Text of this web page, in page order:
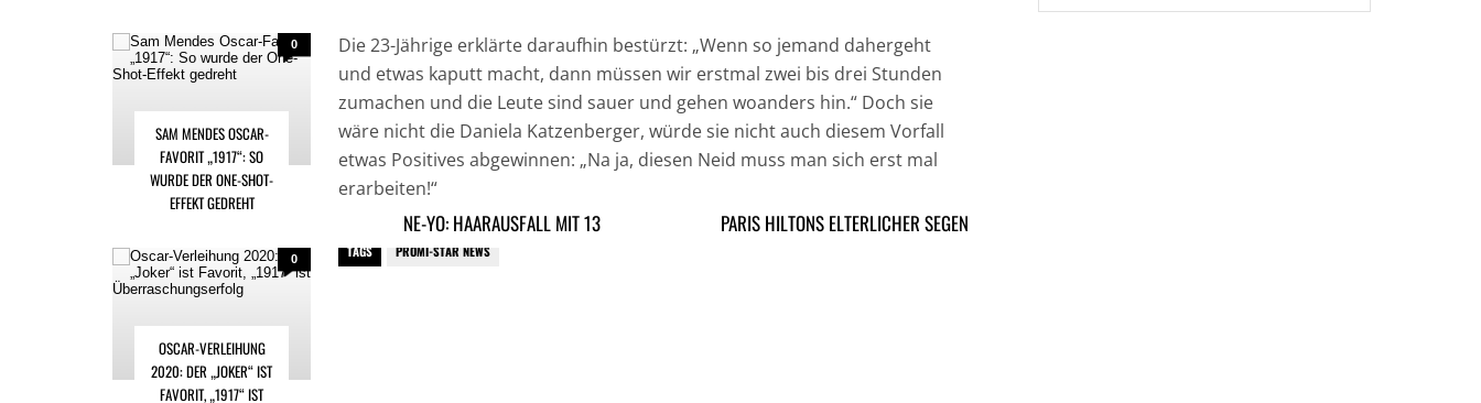
0
SAM MENDES OSCAR-
FAVORIT „1917“: SO
WURDE DER ONE-SHOT-
EFFEKT GEDREHT
0
OSCAR-VERLEIHUNG
2020: DER „JOKER“ IST
FAVORIT, „1917“ IST
Die 23-Jährige erklärte daraufhin bestürzt: „Wenn so jemand dahergeht
und etwas kaputt macht, dann müssen wir erstmal zwei bis drei Stunden
zumachen und die Leute sind sauer und gehen woanders hin.“ Doch sie
wäre nicht die Daniela Katzenberger, würde sie nicht auch diesem Vorfall
etwas Positives abgewinnen: „Na ja, diesen Neid muss man sich erst mal
erarbeiten!“
TAGS PROMI-STAR NEWS
NE-YO: HAARAUSFALL MIT 13 PARIS HILTONS ELTERLICHER SEGEN